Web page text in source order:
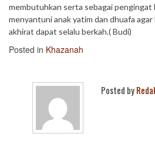
membutuhkan serta sebagai
menyantuni anak yatim dan dhuafa
akhirat dapat selalu berkah.( Budi)
Posted in Khazanah
Posted by